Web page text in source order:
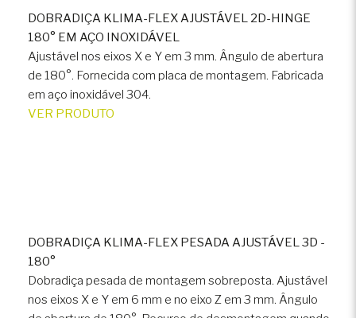
DOBRADIÇA KLIMA-FLEX AJUSTÁVEL 2D-HINGE
180° EM AÇO INOXIDÁVEL
Ajustável nos eixos X e Y em 3 mm. Ângulo de abertura
de 180°. Fornecida com placa de montagem. Fabricada
em aço inoxidável 304.
VER PRODUTO
DOBRADIÇA KLIMA-FLEX PESADA AJUSTÁVEL 3D -
180°
Dobradiça pesada de montagem sobreposta. Ajustável
nos eixos X e Y em 6 mm e no eixo Z em 3 mm. Ângulo